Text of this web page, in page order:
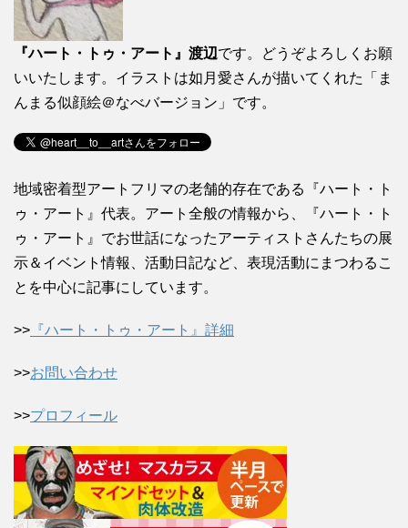
『ハート・トゥ・アート』渡辺です。どうぞよろしくお願
いいたします。イラストは如月愛さんが描いてくれた「ま
んまる似顔絵＠なべバージョン」です。
地域密着型アートフリマの老舗的存在である『ハート・ト
ゥ・アート』代表。アート全般の情報から、『ハート・ト
ゥ・アート』でお世話になったアーティストさんたちの展
示＆イベント情報、活動日記など、表現活動にまつわるこ
とを中心に記事にしています。
>> 『ハート・トゥ・アート』詳細
>>お問い合わせ
>>プロフィール